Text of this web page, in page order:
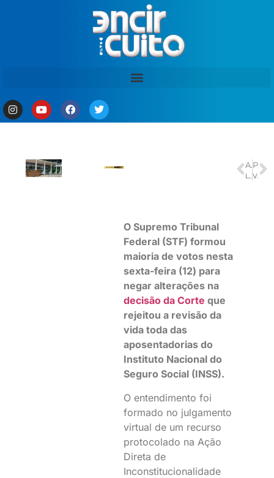
O Supremo Tribunal
Federal (STF) formou
maioria de votos nesta
sexta-feira (12) para
negar alterações na
decisão da Corte que
rejeitou a revisão da
vida toda das
aposentadorias do
Instituto Nacional do
Seguro Social (INSS).
O entendimento foi
formado no julgamento
virtual de um recurso
protocolado na Ação
Direta de
Inconstitucionalidade
ANTERIOR
Lula no G7 gera expectativa por tarifa dos EUA e veto à carne pela UE
PRÓXIMO
Veja os jogos deste domingo na Copa do Mundo 2026